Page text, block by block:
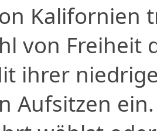
Kalifornien
von Freiheit
ihrer
Aufsitzen